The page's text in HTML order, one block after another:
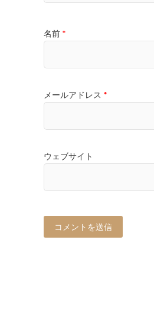
名前 *
メールアドレス *
ウェブサイト